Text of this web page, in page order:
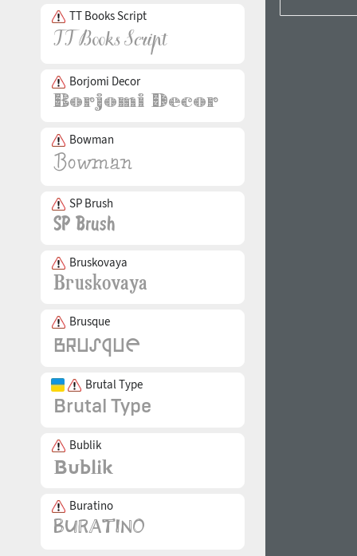
TT Books Script
Borjomi Decor
Bowman
SP Brush
Bruskovaya
Brusque
Brutal Type
Bublik
Buratino